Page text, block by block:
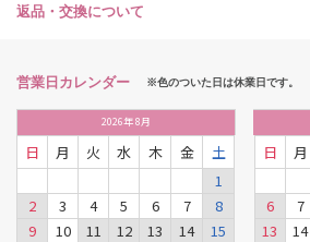
返品・交換について
営業日カレンダー ※色のついた日は休業日です。
2026年8月
日 月 火 水 木 金
土
1
2
3 4 5 6 7
8
9
10 11 12 13 14
15
日 月
6
7
13
14